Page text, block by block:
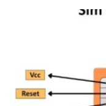
Card
dan